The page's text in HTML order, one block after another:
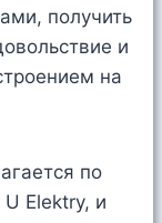
получить
и
на
по
Elektry, и